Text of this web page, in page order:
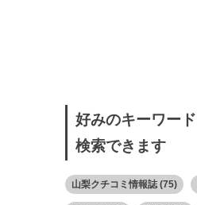
好みのキーワー
検索できます
山梨クチコミ情報誌(75)